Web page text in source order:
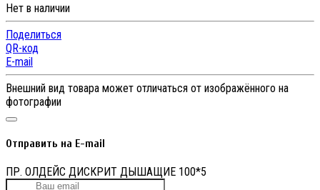
Нет в наличии
Поделиться
QR-код
E-mail
Внешний вид товара может отличаться от изображённого на
фотографии
Отправить на E-mail
ПР. ОЛДЕЙС ДИСКРИТ ДЫШАЩИЕ 100*5